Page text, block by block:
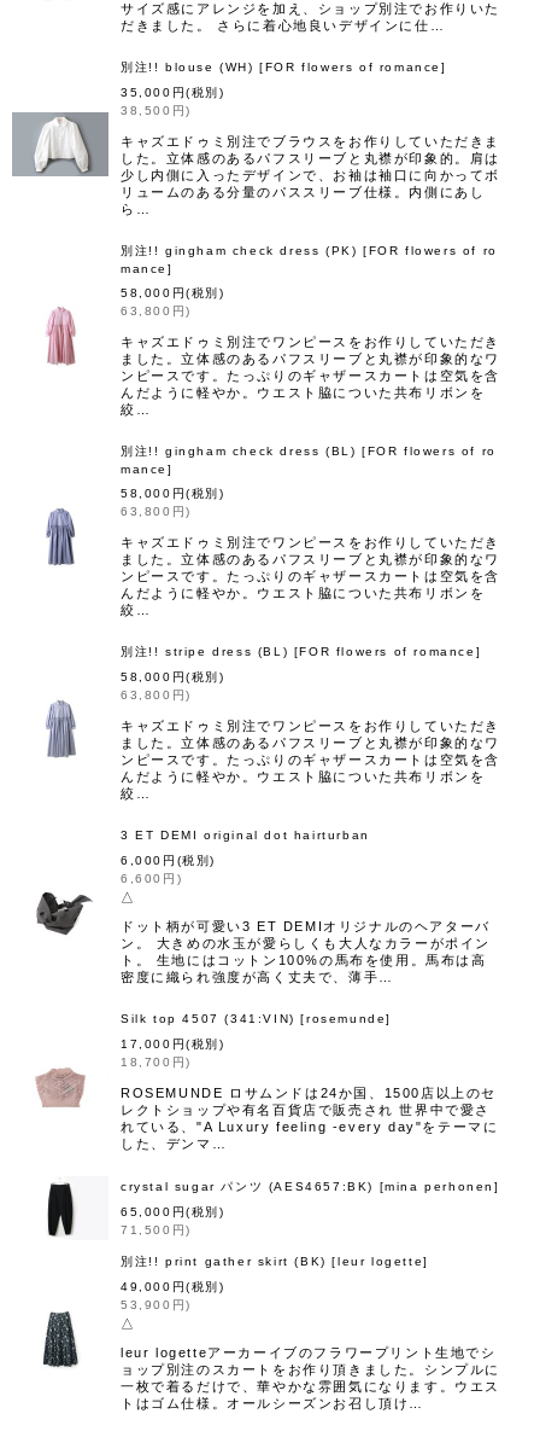
サイズ感にアレンジを加え、ショップ別注でお作りいた
だきました。 さらに着心地良いデザインに仕…
別注!! blouse (WH) [FOR flowers of romance]
35,000 円(税別)
38,500 円)
キャズエドゥミ別注でブラウスをお作りしていただきま
した。立体感のあるパフスリーブと丸襟が印象的。肩は
少し内側に入ったデザインで、お袖は袖口に向かってボ
リュームのある分量のパススリーブ仕様。内側にあし
ら…
別注!! gingham check dress (PK) [FOR flowers of ro
mance ]
58,000 円(税別)
63,800 円)
キャズエドゥミ別注でワンピースをお作りしていただき
ました。立体感のあるパフスリーブと丸襟が印象的なワ
ンピースです。たっぷりのギャザースカートは空気を含
んだように軽やか。ウエスト脇についた共布リボンを
絞…
別注!! gingham check dress (BL) [FOR flowers of ro
mance ]
58,000 円(税別)
63,800 円)
キャズエドゥミ別注でワンピースをお作りしていただき
ました。立体感のあるパフスリーブと丸襟が印象的なワ
ンピースです。たっぷりのギャザースカートは空気を含
んだように軽やか。ウエスト脇についた共布リボンを
絞…
別注!! stripe dress (BL) [FOR flowers of romance ]
58,000 円(税別)
63,800 円)
キャズエドゥミ別注でワンピースをお作りしていただき
ました。立体感のあるパフスリーブと丸襟が印象的なワ
ンピースです。たっぷりのギャザースカートは空気を含
んだように軽やか。ウエスト脇についた共布リボンを
絞…
3 ET DEMI original dot hairturban
6,000 円 (税別)
6,600 円 )
△
ドット柄が可愛い3 ET DEMIオリジナルのヘアターバ
ン。 大きめの水玉が愛らしくも大人なカラーがポイン
ト。 生地にはコットン100%の馬布を使用。馬布は高
密度に織られ強度が高く丈夫で、薄手…
Silk top 4507 (341:VIN) [rosemunde]
17,000 円(税別)
18,700 円)
ROSEMUNDE ロサムンドは24か国、1500店以上のセ
レクトショップや有名百貨店で販売され 世界中で愛さ
れている、"A Luxury feeling -every day"をテーマに
した、デンマ…
crystal sugar パンツ (AES4657:BK) [mina perhonen]
65,000 円(税別)
71,500 円)
別注!! print gather skirt (BK) [leur logette]
49,000 円(税別)
53,900 円)
△
leur logetteアーカーイブのフラワープリント生地でシ
ョップ別注のスカートをお作り頂きました。シンプルに
一枚で着るだけで、華やかな雰囲気になります。ウエス
トはゴム仕様。オールシーズンお召し頂け…